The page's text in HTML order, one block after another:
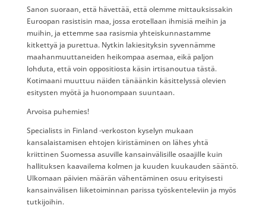
Sanon suoraan, että hävettää, että olemme mittauksissakin
Euroopan rasistisin maa, jossa erotellaan ihmisiä meihin ja
muihin, ja ettemme saa rasismia yhteiskunnastamme
kitkettyä ja purettua. Nytkin lakiesityksin syvennämme
maahanmuuttaneiden heikompaa asemaa, eikä paljon
lohduta, että voin oppositiosta käsin irtisanoutua tästä.
Kotimaani muuttuu näiden tänäänkin käsittelyssä olevien
esitysten myötä ja huonompaan suuntaan.
Arvoisa puhemies!
Specialists in Finland ‑verkoston kyselyn mukaan
kansalaistamisen ehtojen kiristäminen on lähes yhtä
kriittinen Suomessa asuville kansainvälisille osaajille kuin
hallituksen kaavailema kolmen ja kuuden kuukauden sääntö.
Ulkomaan päivien määrän vähentäminen osuu erityisesti
kansainvälisen liiketoiminnan parissa työskenteleviin ja myös
tutkijoihin.